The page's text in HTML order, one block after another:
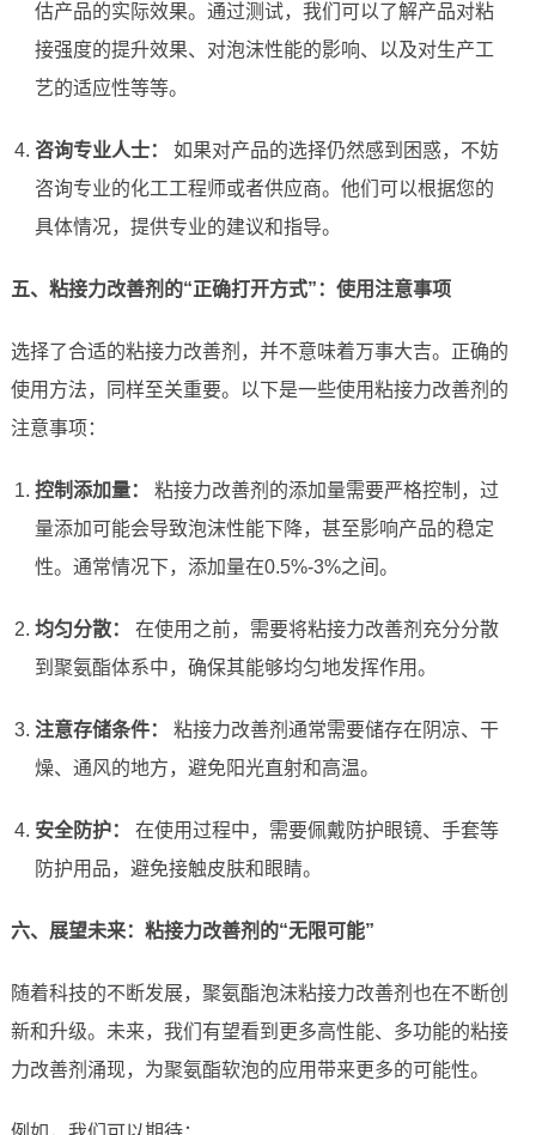
估产品的实际效果。通过测试，我们可以了解产品对粘
接强度的提升效果、对泡沫性能的影响、以及对生产工
艺的适应性等等。
咨询专业人士：
如果对产品的选择仍然感到困惑，不妨
咨询专业的化工工程师或者供应商。他们可以根据您的
具体情况，提供专业的建议和指导。
五、粘接力改善剂的“正确打开方式”：使用注意事项
选择了合适的粘接力改善剂，并不意味着万事大吉。正确的
使用方法，同样至关重要。以下是一些使用粘接力改善剂的
注意事项：
控制添加量：
粘接力改善剂的添加量需要严格控制，过
量添加可能会导致泡沫性能下降，甚至影响产品的稳定
性。通常情况下，添加量在0.5%-3%之间。
均匀分散：
在使用之前，需要将粘接力改善剂充分分散
到聚氨酯体系中，确保其能够均匀地发挥作用。
注意存储条件：
粘接力改善剂通常需要储存在阴凉、干
燥、通风的地方，避免阳光直射和高温。
安全防护：
在使用过程中，需要佩戴防护眼镜、手套等
防护用品，避免接触皮肤和眼睛。
六、展望未来：粘接力改善剂的“无限可能”
随着科技的不断发展，聚氨酯泡沫粘接力改善剂也在不断创
新和升级。未来，我们有望看到更多高性能、多功能的粘接
力改善剂涌现，为聚氨酯软泡的应用带来更多的可能性。